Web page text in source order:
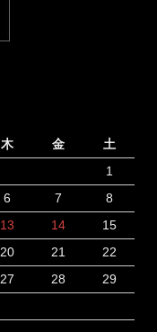
木 金
土
1
6 7
8
13 14
15
20 21
22
27 28
29